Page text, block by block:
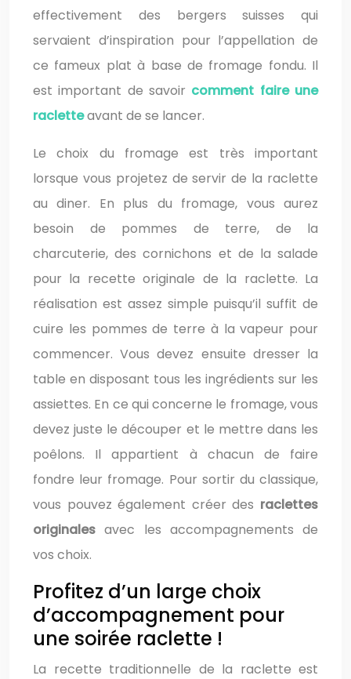
effectivement des bergers suisses qui
servaient d’inspiration pour l’appellation de
ce fameux plat à base de fromage fondu. Il
est important de savoir comment faire une
racletteavant de se lancer.
Le choix du fromage est très important
lorsque vous projetez de servir de la raclette
au diner. En plus du fromage, vous aurez
besoin de pommes de terre, de la
charcuterie, des cornichons et de la salade
pour la recette originale de la raclette. La
réalisation est assez simple puisqu’il suffit de
cuire les pommes de terre à la vapeur pour
commencer. Vous devez ensuite dresser la
table en disposant tous les ingrédients sur les
assiettes. En ce qui concerne le fromage, vous
devez juste le découper et le mettre dans les
poêlons. Il appartient à chacun de faire
fondre leur fromage. Pour sortir du classique,
vous pouvez également créer des raclettes
originales avec les accompagnements de
vos choix.
Profitez d’un large choix
d’accompagnement pour
une soirée raclette !
La recette traditionnelle de la raclette est